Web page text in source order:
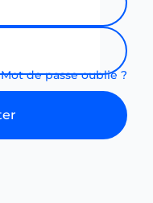
Mot de passe oublié ?